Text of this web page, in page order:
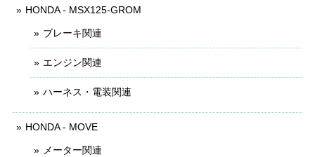
HONDA - MSX125-GROM
ブレーキ関連
エンジン関連
ハーネス・電装関連
HONDA - MOVE
メーター関連